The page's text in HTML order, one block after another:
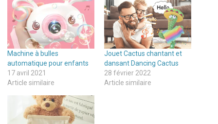
Machine à bulles
automatique pour enfants
17 avril 2021
Article similaire
Jouet Cactus chantant et
dansant Dancing Cactus
28 février 2022
Article similaire